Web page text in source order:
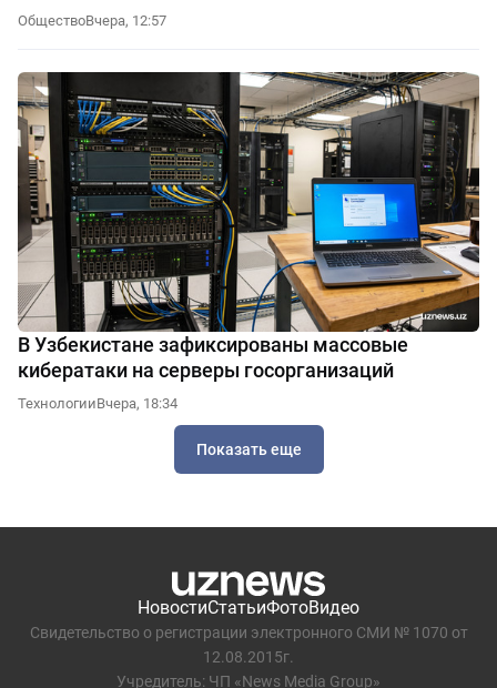
ОбществоВчера, 12:57
В Узбекистане зафиксированы массовые
кибератаки на серверы госорганизаций
ТехнологииВчера, 18:34
Показать еще
НовостиСтатьиФотоВидео
Свидетельство о регистрации электронного СМИ № 1070 от
12.08.2015г.
Учредитель: ЧП «News Media Group»